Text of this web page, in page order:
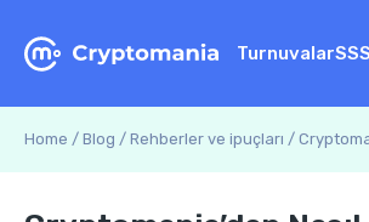
TurnuvalarSSS
Home / Blog / Rehberler ve ipuçları /